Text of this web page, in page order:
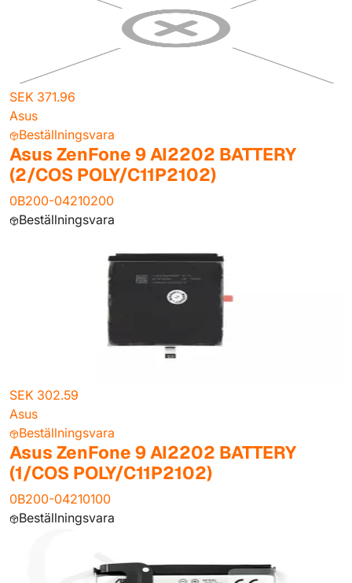
SEK 371.96
Asus
Beställningsvara
Asus ZenFone 9 AI2202 BATTERY
(2/COS POLY/C11P2102)
0B200-04210200
Beställningsvara
SEK 302.59
Asus
Beställningsvara
Asus ZenFone 9 AI2202 BATTERY
(1/COS POLY/C11P2102)
0B200-04210100
Beställningsvara